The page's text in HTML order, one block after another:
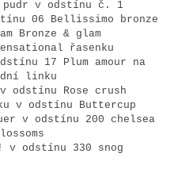
pudr v odstínu č. 1
06 Bellissimo bronze
Bronze & glam
řasenku
17 Plum amour na
linku
odstínu Rose crush
v odstínu Buttercup
v odstínu 200 chelsea
v odstínu 330 snog